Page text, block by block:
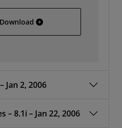
64-bit Linux
Jan 2, 2006
– 8.1i – Jan 22, 2006